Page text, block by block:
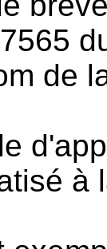
de
à